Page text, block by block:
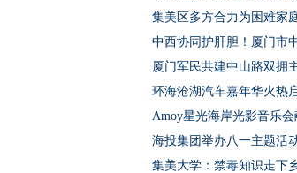
集美区多方合力为困难家
中西协同护肝胆！厦门市
厦门军民共建中山路双拥
环海沧湖汽车嘉年华火热
Amoy星光海岸光影音乐
海投集团举办八一主题活
集美大学：禁毒知识走下